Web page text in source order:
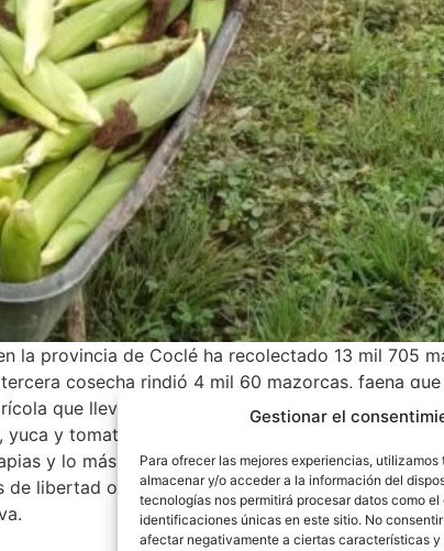
Gestionar el
Para ofrecer las mejores experiencias,
almacenar y/o acceder a la información del
tecnologías nos permitirá procesar datos como
identificaciones únicas en este sitio. No
afectar negativamente a ciertas características y
la provincia de Coclé ha recolectado 13 mil 705
cosecha rindió 4 mil 60 mazorcas, faena
que lleva adelante el Ministerio de Gobierno ,
y tomate Este centro también cuenta con
y lo más reciente, el proyecto de cría de
libertad oportunidades, dándoles capacitación